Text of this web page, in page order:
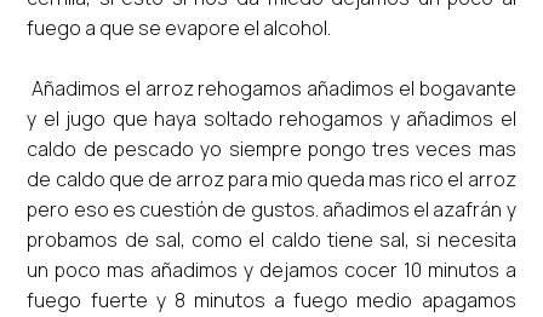
fuego a que se evapore el alcohol.
Añadimos el arroz rehogamos añadimos el bogavante
y el jugo que haya soltado rehogamos y añadimos el
caldo de pescado yo siempre pongo tres veces mas
de caldo que de arroz para mio queda mas rico el arroz
pero eso es cuestión de gustos. añadimos el azafrán y
probamos de sal, como el caldo tiene sal, si necesita
un poco mas añadimos y dejamos cocer 10 minutos a
fuego fuerte y 8 minutos a fuego medio apagamos